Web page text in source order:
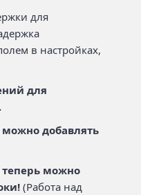
для
в настройках,
для
добавлять
можно
(Работа над